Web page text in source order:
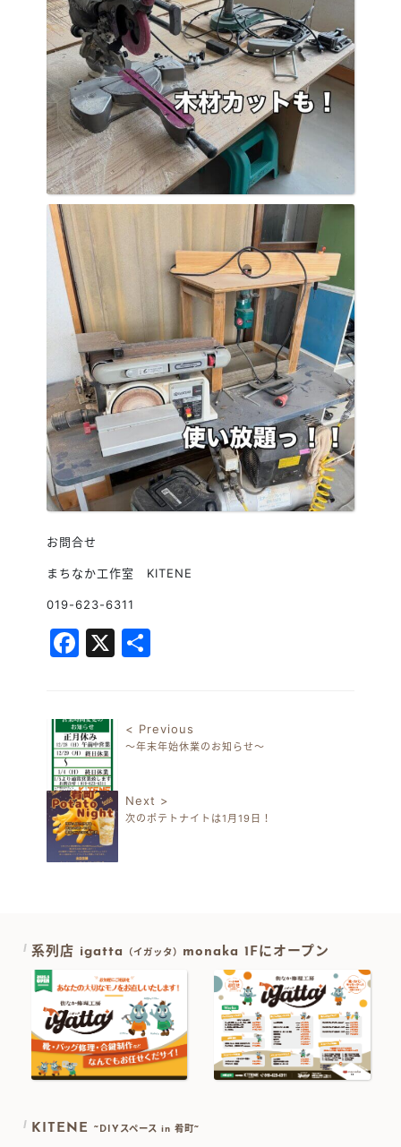
お問合せ
まちなか工作室 KITENE
019-623-6311
Facebook
X
投稿ナビゲーション
< Previous
～年末年始休業のお知らせ～
Next >
次のポテトナイトは1月19日！
系列店 igatta （イガッタ） monaka 1Fにオープン
KITENE ~DIYスペース in 肴町~